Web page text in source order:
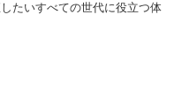
たいすべての世代に役立つ体